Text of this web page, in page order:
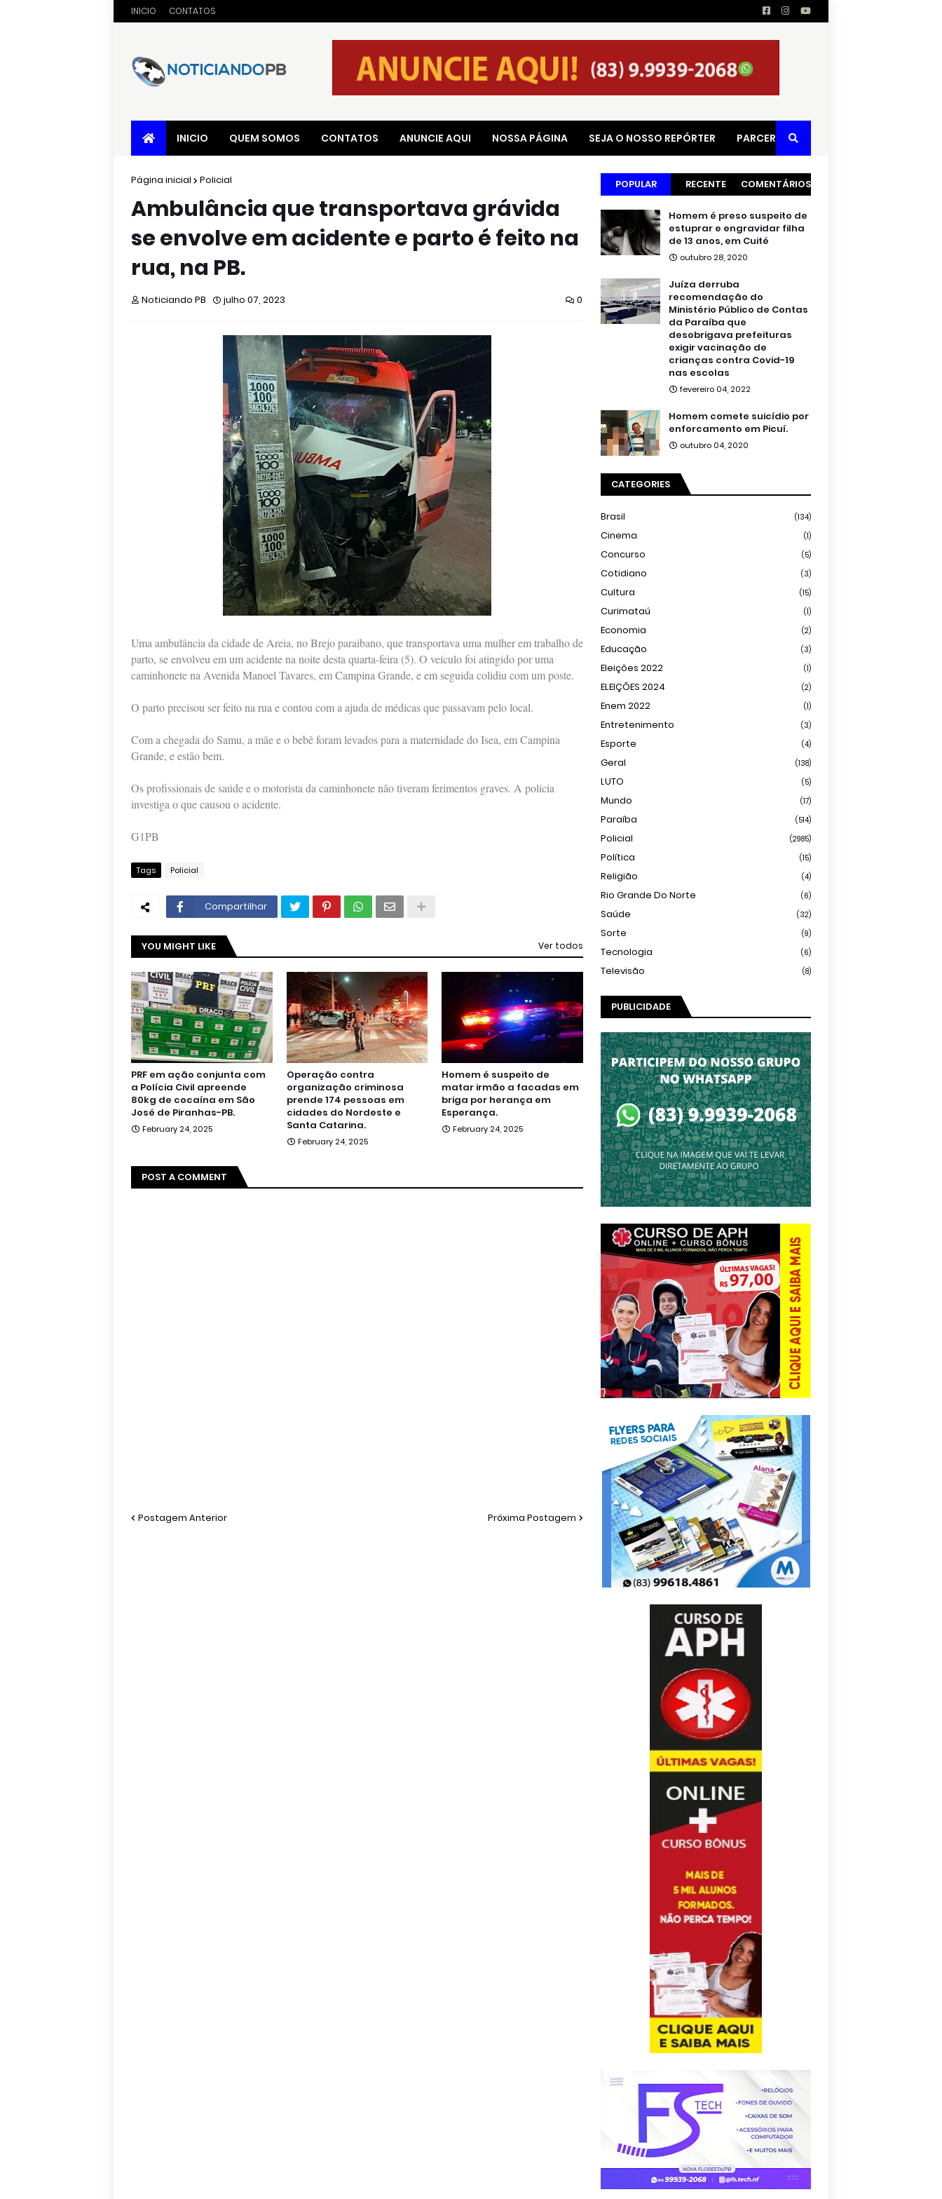
INICIO CONTATOS
INICIO QUEM SOMOS CONTATOS ANUNCIE AQUI NOSSA PÁGINA SEJA O NOSSO REPÓRTER PARCERIAS
Página inicial Policial
Ambulância que transportava grávida
se envolve em acidente e parto é feito na
rua, na PB.
Noticiando PB julho 07, 2023 0
Uma ambulância da cidade de Areia, no Brejo paraibano, que transportava uma mulher em trabalho de
parto, se envolveu em um acidente na noite desta quarta-feira (5). O veículo foi atingido por uma
caminhonete na Avenida Manoel Tavares, em Campina Grande, e em seguida colidiu com um poste.
O parto precisou ser feito na rua e contou com a ajuda de médicas que passavam pelo local.
Com a chegada do Samu, a mãe e o bebê foram levados para a maternidade do Isea, em Campina
Grande, e estão bem.
Os profissionais de saúde e o motorista da caminhonete não tiveram ferimentos graves. A polícia
investiga o que causou o acidente.
G1PB
Tags Policial
Compartilhar
YOU MIGHT LIKE Ver todos
PRF em ação conjunta com
a Polícia Civil apreende
80kg de cocaína em São
José de Piranhas-PB.
February 24, 2025
Operação contra
organização criminosa
prende 174 pessoas em
cidades do Nordeste e
Santa Catarina.
February 24, 2025
Homem é suspeito de
matar irmão a facadas em
briga por herança em
Esperança.
February 24, 2025
POST A COMMENT
Postagem Anterior Próxima Postagem
POPULAR RECENTE COMENTÁRIOS
Homem é preso suspeito de
estuprar e engravidar filha
de 13 anos, em Cuité
outubro 28, 2020
Juíza derruba
recomendação do
Ministério Público de Contas
da Paraíba que
desobrigava prefeituras
exigir vacinação de
crianças contra Covid-19
nas escolas
fevereiro 04, 2022
Homem comete suicídio por
enforcamento em Picuí.
outubro 04, 2020
CATEGORIES
Brasil (134)
Cinema (1)
Concurso (5)
Cotidiano (3)
Cultura (15)
Curimataú (1)
Economia (2)
Educação (3)
Eleições 2022 (1)
ELEIÇÕES 2024 (2)
Enem 2022 (1)
Entretenimento (3)
Esporte (4)
Geral (138)
LUTO (5)
Mundo (17)
Paraíba (514)
Policial (2985)
Política (15)
Religião (4)
Rio Grande Do Norte (6)
Saúde (32)
Sorte (9)
Tecnologia (6)
Televisão (8)
PUBLICIDADE